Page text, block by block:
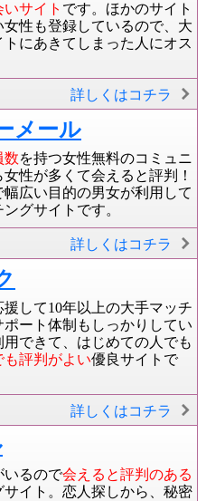
サイト です。ほかのサイト
性も登録しているので、大
にあきてしまった人にオス
詳しくはコチラ
メール
数を持つ女性無料のコミュニ
性が多くて会えると評判！
広い目的の男女が利用して
グサイトです。
詳しくはコチラ
して10年以上の大手マッチ
ポート体制もしっかりしてい
できて、はじめての人でも
も評判がよい優良サイトで
詳しくはコチラ
いるので会えると評判のある
サイト。恋人探しから、秘密